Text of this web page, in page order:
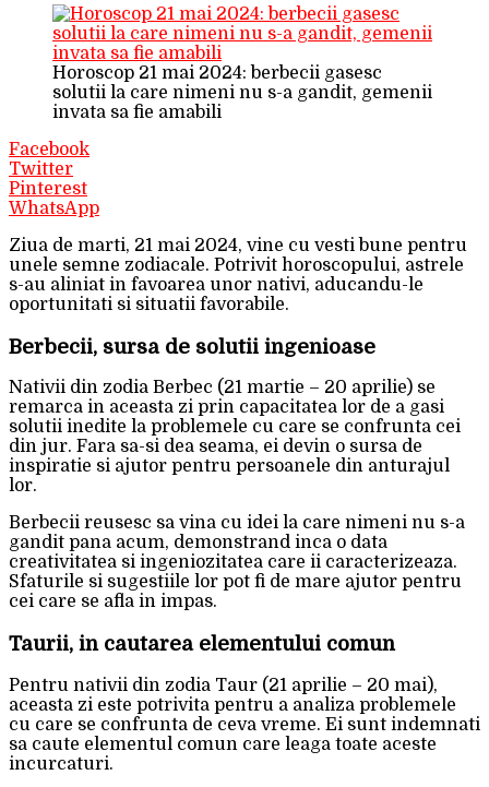
Horoscop 21 mai 2024: berbecii gasesc
solutii la care nimeni nu s-a gandit, gemenii
invata sa fie amabili
Facebook
Twitter
Pinterest
WhatsApp
Ziua de marti, 21 mai 2024, vine cu vesti bune pentru
unele semne zodiacale. Potrivit horoscopului, astrele
s-au aliniat in favoarea unor nativi, aducandu-le
oportunitati si situatii favorabile.
Berbecii, sursa de solutii ingenioase
Nativii din zodia Berbec (21 martie – 20 aprilie) se
remarca in aceasta zi prin capacitatea lor de a gasi
solutii inedite la problemele cu care se confrunta cei
din jur. Fara sa-si dea seama, ei devin o sursa de
inspiratie si ajutor pentru persoanele din anturajul
lor.
Berbecii reusesc sa vina cu idei la care nimeni nu s-a
gandit pana acum, demonstrand inca o data
creativitatea si ingeniozitatea care ii caracterizeaza.
Sfaturile si sugestiile lor pot fi de mare ajutor pentru
cei care se afla in impas.
Taurii, in cautarea elementului comun
Pentru nativii din zodia Taur (21 aprilie – 20 mai),
aceasta zi este potrivita pentru a analiza problemele
cu care se confrunta de ceva vreme. Ei sunt indemnati
sa caute elementul comun care leaga toate aceste
incurcaturi.